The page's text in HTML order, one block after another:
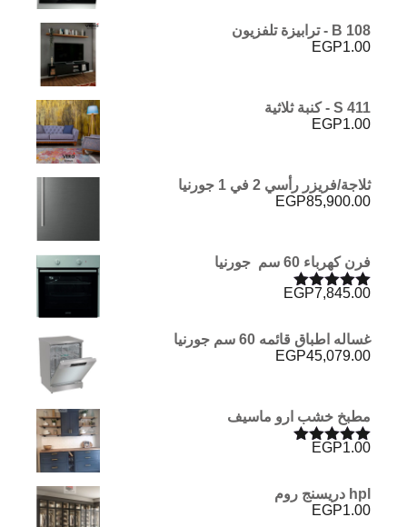
B 108 - ترابيزة تلفزيون
EGP1.00
S 411 - كنبة ثلاثية
EGP1.00
ثلاجة/فريزر رأسي 2 في 1 جورنيا
EGP85,900.00
فرن كھرباء 60 سم جورنيا
تم التقييم EGP7,845.00
غساله اطباق قائمه 60 سم جورنيا
EGP45,079.00
مطبخ خشب ارو ماسيف
تم التقييم
EGP1.00
hpl دريسنج روم
EGP1.00